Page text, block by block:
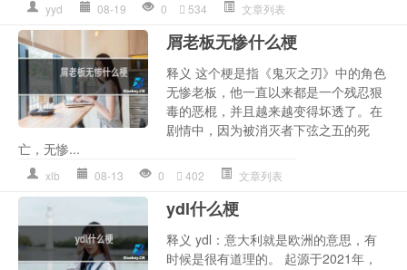
yyd 08-19 0 534 文章列表
屑老板无惨什么梗
释义 这个梗是指《鬼灭之刃》中的角色
无惨老板，他一直以来都是一个残忍狠
毒的恶棍，并且越来越变得坏透了。在
剧情中，因为被消灭者下弦之五的死
亡，无惨...
xlb 08-13 0 402 文章列表
ydl什么梗
释义 ydl：意大利就是欧洲的意思，有
时候是很有道理的。 起源于2021年，